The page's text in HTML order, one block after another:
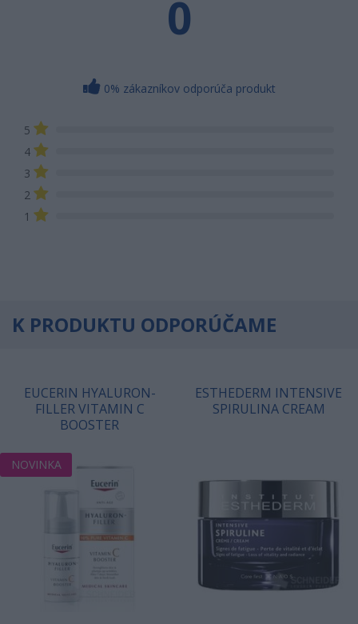
0
0% zákazníkov odporúča produkt
5
4
3
2
1
K PRODUKTU ODPORÚČAME
EUCERIN HYALURON-
FILLER VITAMIN C
BOOSTER
NOVINKA
ESTHEDERM INTENSIVE
SPIRULINA CREAM